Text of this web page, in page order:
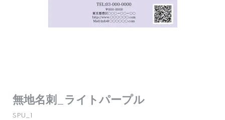
無地名刺_ライトパープル
SPU_1